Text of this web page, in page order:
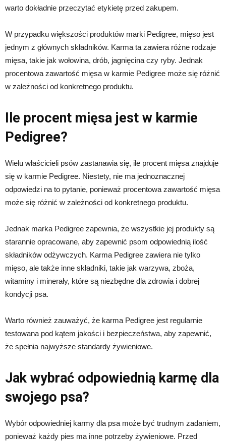
warto dokładnie przeczytać etykietę przed zakupem.
W przypadku większości produktów marki Pedigree, mięso jest
jednym z głównych składników. Karma ta zawiera różne rodzaje
mięsa, takie jak wołowina, drób, jagnięcina czy ryby. Jednak
procentowa zawartość mięsa w karmie Pedigree może się różnić
w zależności od konkretnego produktu.
Ile procent mięsa jest w karmie
Pedigree?
Wielu właścicieli psów zastanawia się, ile procent mięsa znajduje
się w karmie Pedigree. Niestety, nie ma jednoznacznej
odpowiedzi na to pytanie, ponieważ procentowa zawartość mięsa
może się różnić w zależności od konkretnego produktu.
Jednak marka Pedigree zapewnia, że ​​wszystkie jej produkty są
starannie opracowane, aby zapewnić psom odpowiednią ilość
składników odżywczych. Karma Pedigree zawiera nie tylko
mięso, ale także inne składniki, takie jak warzywa, zboża,
witaminy i minerały, które są niezbędne dla zdrowia i dobrej
kondycji psa.
Warto również zauważyć, że karma Pedigree jest regularnie
testowana pod kątem jakości i bezpieczeństwa, aby zapewnić,
że spełnia najwyższe standardy żywieniowe.
Jak wybrać odpowiednią karmę dla
swojego psa?
Wybór odpowiedniej karmy dla psa może być trudnym zadaniem,
ponieważ każdy pies ma inne potrzeby żywieniowe. Przed